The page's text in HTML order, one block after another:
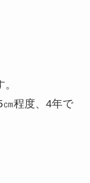
程度、4年で